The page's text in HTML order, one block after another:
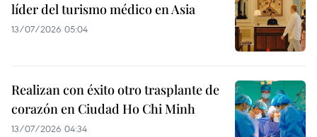
líder del turismo médico en Asia
13/07/2026 05:04
Realizan con éxito otro trasplante de
corazón en Ciudad Ho Chi Minh
13/07/2026 04:34